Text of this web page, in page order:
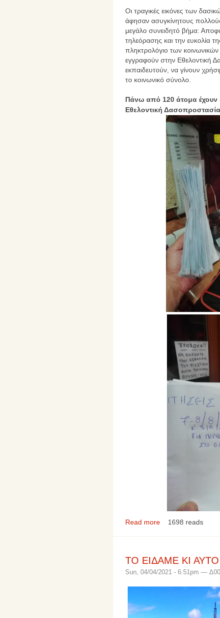
Οι τραγικές εικόνες των
άφησαν ασυγκίνητους
μεγάλο συνειδητό βήμα:
τηλεόρασης και την ευκολία
πληκτρολόγιο των
εγγραφούν στην Εθελοντική
εκπαιδευτούν, να γίνουν
το κοινωνικό σύνολο.
Πάνω από 120 άτομα έχουν
Εθελοντική
Read more 1698 reads
ΤΟ ΕΙΔΑΜΕ ΚΙ
Sun, 04/04/2021 - 6:51pm —